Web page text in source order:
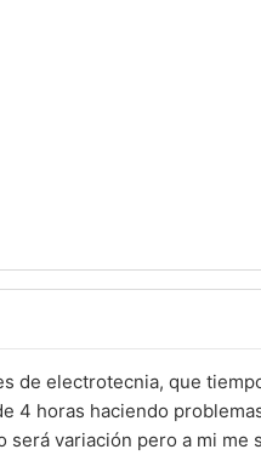
de electrotecnia, que
4 horas haciendo
será variación pero a mi me